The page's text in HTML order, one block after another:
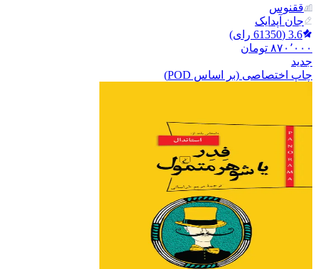
ققنوس
جان آپدایک
3.6
(
61350 رای)
۸۷۰٬۰۰۰ تومان
جدید
چاپ اختصاصی (بر اساس POD)